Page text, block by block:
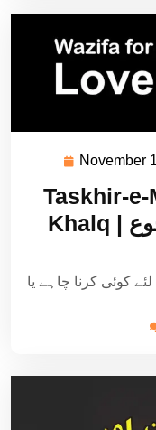
November
Taskhir-
Khalq | تسخیر مطلوب اور رجوع
کوئی کرنا چاہے یا